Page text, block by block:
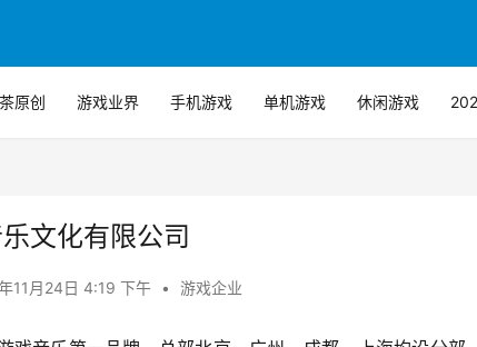
原创 游戏业界 手机游戏 单机游戏 休闲游戏
文化有限公司
11月24日 4:19 下午 • 游戏企业